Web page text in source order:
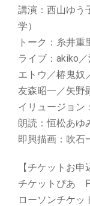
講演：西山ゆう
学）
トーク：糸井
ライブ：akiko
エトウ／椿鬼奴
友森昭一／矢野
イリュージョン
朗読：恒松あゆ
即興描画：吹石
【チケットお申
チケットぴあ
ローソンチケ